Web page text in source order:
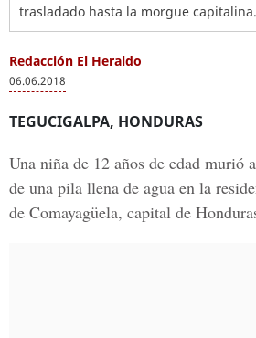
trasladado hasta la morgue capitalina.
Redacción El Heraldo
06.06.2018
TEGUCIGALPA, HONDURAS
Una niña de 12 años de edad murió
de una pila llena de agua en la
de Comayagüela, capital de